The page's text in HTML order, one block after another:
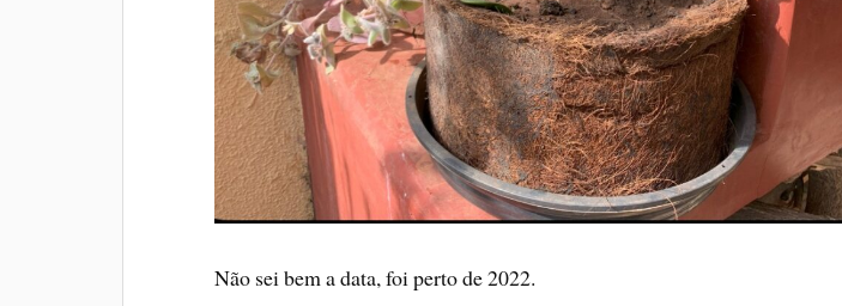
Não sei bem a data, foi perto de 2022.